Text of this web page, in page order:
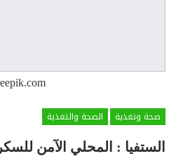
صحة وتغذية
الصحة والتغذية
الستفيا : المحلي الآمن